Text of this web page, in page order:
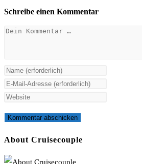
Schreibe einen Kommentar
Kommentar
Gib
deinen
Namen
Benutzernamen
zum
Gib
deine
Mail-
Adresse
Gib
Website-
URL
About Cruisecouple